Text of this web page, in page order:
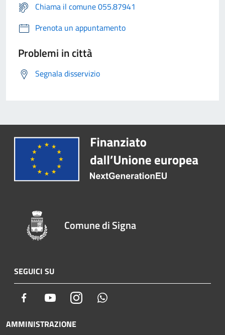
Chiama il comune 055.87941
Prenota un appuntamento
Problemi in città
Segnala disservizio
Comune di Signa
SEGUICI SU
Facebook YoutubeInstagram
AMMINISTRAZIONE